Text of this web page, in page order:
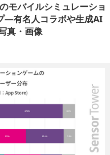
モバイルシミュレーショ
―有名人コラボや生成AI
真・画像